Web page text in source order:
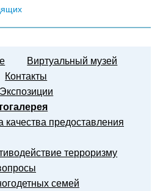
Виртуальный музей
Контакты
Экспозиции
предоставления
терроризму
семей